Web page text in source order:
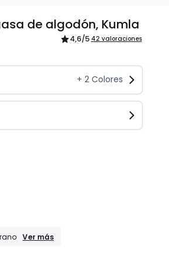
de algodón, Kumla
4,6/5 42 valoraciones
+ 2Colores
REBAJAS
Ver más